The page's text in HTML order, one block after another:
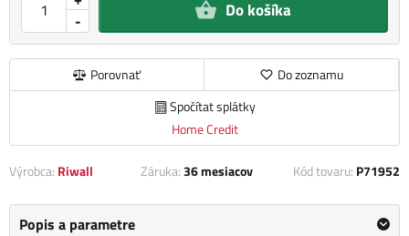
- Do košíka
Porovnať
Do zoznamu
Spočítat splátky
Home Credit
Výrobca: Riwall Záruka:36 mesiacov Kód tovaru: P71952
Popis a parametre